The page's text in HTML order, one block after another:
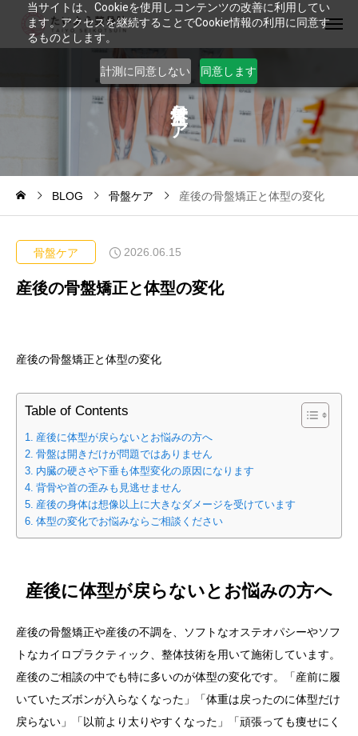
当サイトは、Cookieを使用しコンテンツの改善に利用してい
ます。アクセスを継続することでCookie情報の利用に同意す
るものとします。
計測に同意しない 同意します
ケ
ア
BLOG 骨盤ケア 産後の骨盤矯正と体型の変化
骨盤ケア 2026.06.15
産後の骨盤矯正と体型の変化
産後の骨盤矯正と体型の変化
Table of Contents
産後に体型が戻らないとお悩みの方へ
骨盤は開きだけが問題ではありません
内臓の硬さや下垂も体型変化の原因になります
背骨や首の歪みも見逃せません
産後の身体は想像以上に大きなダメージを受けています
体型の変化でお悩みならご相談ください
産後に体型が戻らないとお悩みの方へ
産後の骨盤矯正や産後の不調を、ソフトなオステオパシーやソフ
トなカイロプラクティック、整体技術を用いて施術しています。
産後のご相談の中でも特に多いのが体型の変化です。「産前に履
いていたズボンが入らなくなった」「体重は戻ったのに体型だけ
戻らない」「以前より太りやすくなった」「頑張っても痩せにく